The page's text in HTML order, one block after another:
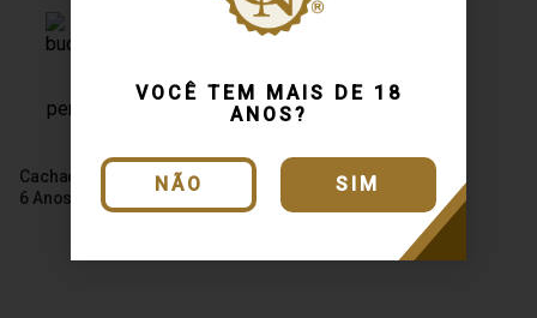
VOCÊ TEM MAIS DE 18
ANOS?
NÃO SIM
Cachaça Casa Bucco Carvalho
6 Anos Garrafa Especial 700ml